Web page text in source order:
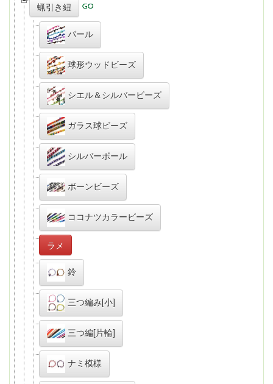
蝋引き紐
パール
球形ウッドビーズ
シエル＆シルバービーズ
ガラス球ビーズ
シルバーボール
ボーンビーズ
ココナツカラービーズ
ラメ
鈴
三つ編み[小]
三つ編[片輪]
ナミ模様